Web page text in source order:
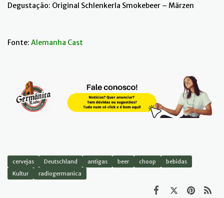
Degustação: Original Schlenkerla Smokebeer – Märzen
Fonte: Alemanha Cast
cervejas Deutschland antigas beer choop
bebidas
Kultur
radiogermanica